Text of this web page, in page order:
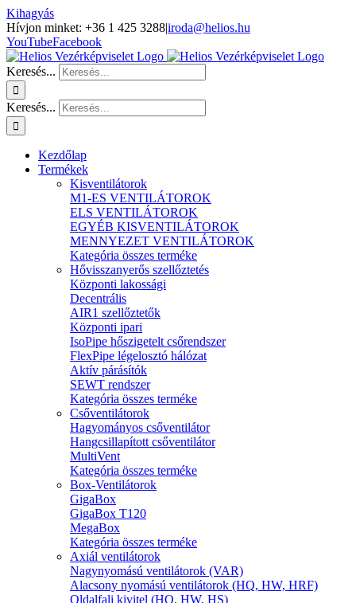
Kihagyás
Hívjon minket: +36 1 425 3288|iroda@helios.hu
YouTubeFacebook
Keresés...
Keresés...
Kezdőlap
Termékek
Kisventilátorok
M1-ES VENTILÁTOROK
ELS VENTILÁTOROK
EGYÉB KISVENTILÁTOROK
MENNYEZET VENTILÁTOROK
Kategória összes terméke
Hővisszanyerős szellőztetés
Központi lakossági
Decentrális
AIR1 szellőztetők
Központi ipari
IsoPipe hőszigetelt csőrendszer
FlexPipe légelosztó hálózat
Aktív párásítók
SEWT rendszer
Kategória összes terméke
Csőventilátorok
Hagyományos csőventilátor
Hangcsillapított csőventilátor
MultiVent
Kategória összes terméke
Box-Ventilátorok
GigaBox
GigaBox T120
MegaBox
Kategória összes terméke
Axiál ventilátorok
Nagynyomású ventilátorok (VAR)
Alacsony nyomású ventilátorok (HQ, HW, HRF)
Oldalfali kivitel (HQ, HW, HS)